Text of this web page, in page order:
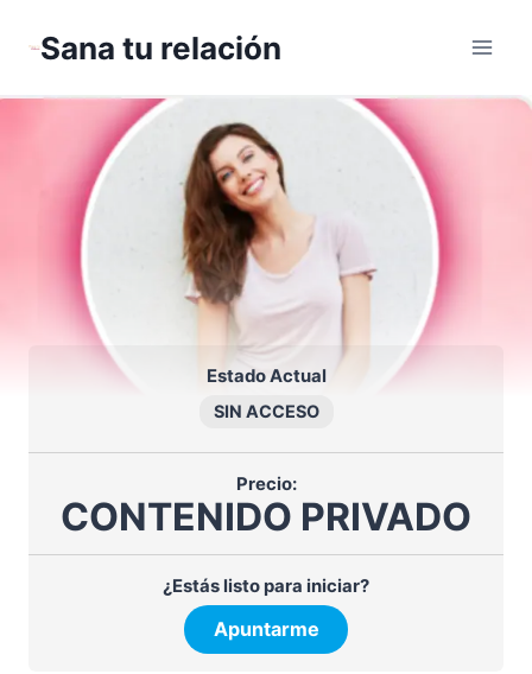
Sana tu relación
Estado Actual
SIN ACCESO
Precio:
CONTENIDO PRIVADO
¿Estás listo para iniciar?
Apuntarme